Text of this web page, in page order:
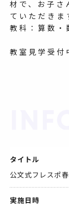
材で、お子さ
ていただきま
教科：算数
教室見学受付
タイトル
公文式フレスポ
実施日時